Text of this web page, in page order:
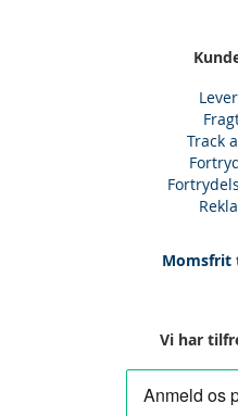
Track
Momsfrit
Vi har